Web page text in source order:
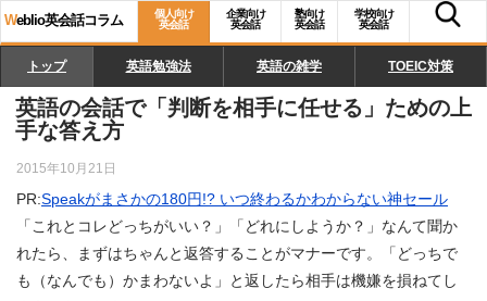
Weblio英会話コラム
個人向け
英会話
企業向け
英会話
塾向け
英会話
学校向け
英会話
トップ 英語勉強法 英語の雑学 TOEIC対策
英語の会話で「判断を相手に任せる」ための上
手な答え方
2015年10月21日
PR:Speakがまさかの180円!? いつ終わるかわからない神セール
「これとコレどっちがいい？」「どれにしようか？」なんて聞か
れたら、まずはちゃんと返答することがマナーです。「どっちで
も（なんでも）かまわないよ」と返したら相手は機嫌を損ねてし